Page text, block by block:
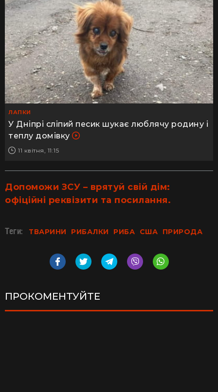
ЛАПКИ
У Дніпрі сліпий песик шукає люблячу родину і
теплу домівку
11 квітня, 11:15
Допоможи ЗСУ – врятуй свій дім:
офіційні реквізити та посилання.
Теги: ТВАРИНИ РИБАЛКИ РИБА США ПРИРОДА
ПРОКОМЕНТУЙТЕ